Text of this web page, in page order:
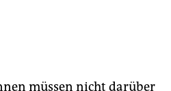
müssen nicht darüber